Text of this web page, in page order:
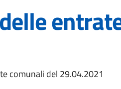
comunali del 29.04.2021